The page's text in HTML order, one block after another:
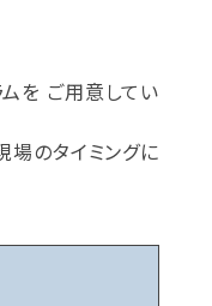
を ご用意してい
場のタイミングに